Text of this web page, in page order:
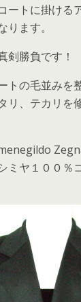
ートに掛ける
ます。
剣勝負です！
トの毛並みを
リ、テカリを
ミヤ１００％